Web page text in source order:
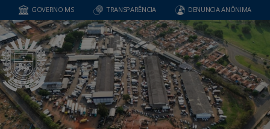
GOVERNO MS TRANSPARÊNCIA DENUNCIA ANÔNIMA